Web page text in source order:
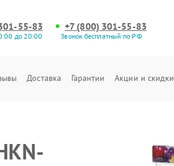
55-83
до 20:00
+7 (800) 301-55-83
Звонок бесплатный по РФ
Доставка Гарантии Акции и скидки